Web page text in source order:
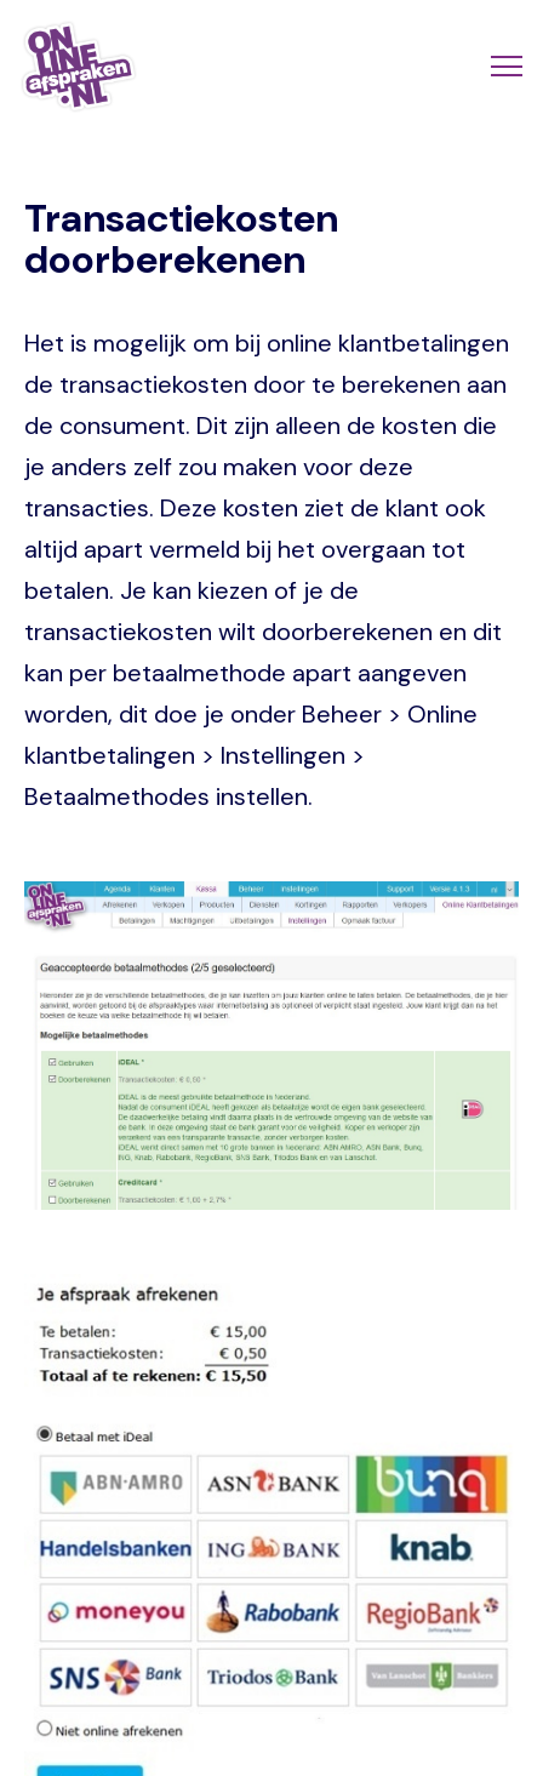
Skip
main
Transactiekosten
doorberekenen
Het is mogelijk om bij online klantbetalingen
de transactiekosten door te berekenen aan
de consument. Dit zijn alleen de kosten die
je anders zelf zou maken voor deze
transacties. Deze kosten ziet de klant ook
altijd apart vermeld bij het overgaan tot
betalen. Je kan kiezen of je de
transactiekosten wilt doorberekenen en dit
kan per betaalmethode apart aangeven
worden, dit doe je onder Beheer > Online
klantbetalingen > Instellingen >
Betaalmethodes instellen.
Image
Image